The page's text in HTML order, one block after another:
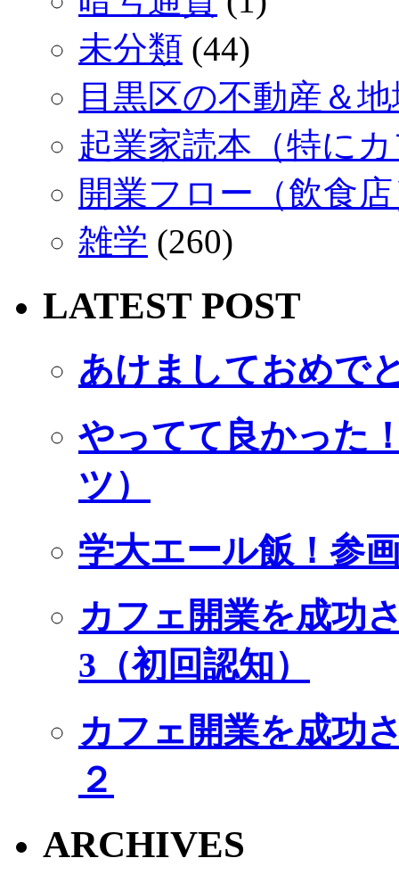
未分類 (44)
目黒区の不動産＆
起業家読本（特に
開業フロー（飲食
雑学 (260)
LATEST POST
あけましておめで
やってて良かった
ツ）
学大エール飯！参
カフェ開業を成功
3（初回認知）
カフェ開業を成功
２
ARCHIVES